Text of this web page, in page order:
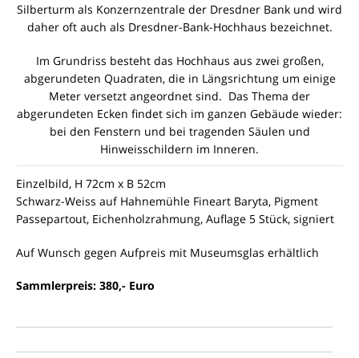
Silberturm als Konzernzentrale der Dresdner Bank und wird
daher oft auch als Dresdner-Bank-Hochhaus bezeichnet.
Im Grundriss besteht das Hochhaus aus zwei großen,
abgerundeten Quadraten, die in Längsrichtung um einige
Meter versetzt angeordnet sind. Das Thema der
abgerundeten Ecken findet sich im ganzen Gebäude wieder:
bei den Fenstern und bei tragenden Säulen und
Hinweisschildern im Inneren.
Einzelbild, H 72cm x B 52cm
Schwarz-Weiss auf Hahnemühle Fineart Baryta, Pigment
Passepartout, Eichenholzrahmung, Auflage 5 Stück, signiert
Auf Wunsch gegen Aufpreis mit Museumsglas erhältlich
Sammlerpreis: 380,- Euro